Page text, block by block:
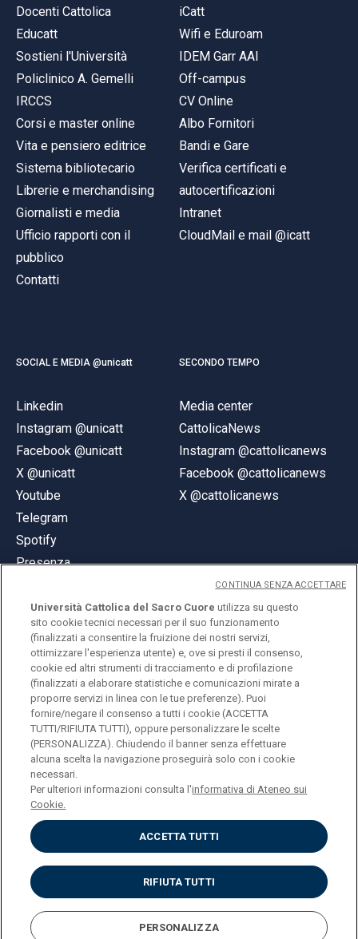
Docenti Cattolica
Educatt
Sostieni l'Università
Policlinico A. Gemelli
IRCCS
Corsi e master online
Vita e pensiero editrice
Sistema bibliotecario
Librerie e merchandising
Giornalisti e media
Ufficio rapporti con il
pubblico
Contatti
iCatt
Wifi e Eduroam
IDEM Garr AAI
Off-campus
CV Online
Albo Fornitori
Bandi e Gare
Verifica certificati e
autocertificazioni
Intranet
CloudMail e mail @icatt
SOCIAL E MEDIA @unicatt
Linkedin
Instagram @unicatt
Facebook @unicatt
X @unicatt
Youtube
Telegram
Spotify
Presenza
SECONDO TEMPO
Media center
CattolicaNews
Instagram @cattolicanews
Facebook @cattolicanews
X @cattolicanews
© Università Cattolica del Sacro Cuore
Largo A. Gemelli 1, 20123 Milano
PI 02133120150
ENGLISH
Privacy
Accessibilità
Cookies
Impostazione Cookies
Università Cattolica del Sacro Cuore utilizza su questo
sito cookie tecnici necessari per il suo funzionamento
(finalizzati a consentire la fruizione dei nostri servizi,
ottimizzare l'esperienza utente) e, ove si presti il consenso,
cookie ed altri strumenti di tracciamento e di profilazione
(finalizzati a elaborare statistiche e comunicazioni mirate a
proporre servizi in linea con le tue preferenze). Puoi
fornire/negare il consenso a tutti i cookie (ACCETTA
TUTTI/RIFIUTA TUTTI), oppure personalizzare le scelte
(PERSONALIZZA). Chiudendo il banner senza effettuare
alcuna scelta la navigazione proseguirà solo con i cookie
necessari.
Per ulteriori informazioni consulta l'informativa di Ateneo sui
Cookie.
ACCETTA TUTTI
RIFIUTA TUTTI
PERSONALIZZA
CONTINUA SENZA ACCETTARE